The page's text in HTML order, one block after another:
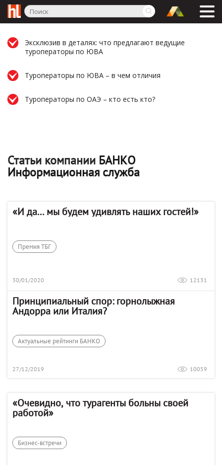
Эксклюзив в деталях: что предлагают ведущие
туроператоры по ЮВА
Туроператоры по ЮВА – в чем отличия
Туроператоры по ОАЭ – кто есть кто?
Статьи компании БАНКО
Информационная служба
«И да... мы будем удивлять наших гостей!»
Премия ТБГ
30/01/2020 12131
Принципиальный спор: горнолыжная
Андорра или Италия?
Актуальные рейтинги БАНКО
27/12/2019 10059
«Очевидно, что турагенты больны своей
работой»
Бизнес-встречи